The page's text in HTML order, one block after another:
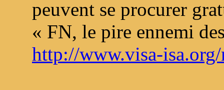
peuvent se procurer
« FN, le pire ennemi
http://www.visa-